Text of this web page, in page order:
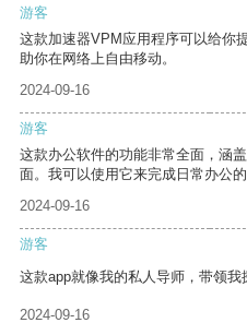
游客
这款加速器VPM应用程序可以给你
助你在网络上自由移动。
2024-09-16
游客
这款办公软件的功能非常全面，涵
面。我可以使用它来完成日常办公
2024-09-16
游客
这款app就像我的私人导师，带领我
2024-09-16